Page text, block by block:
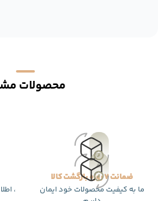
محصولات
ضمانت 7 روزه بازگشت کالا
ما به کیفیت محصولات خود ایمان
،